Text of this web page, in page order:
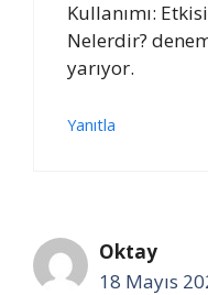
Kullanımı:
Nelerdir?
yarıyor.
Yanıtla
Oktay
18 Mayıs